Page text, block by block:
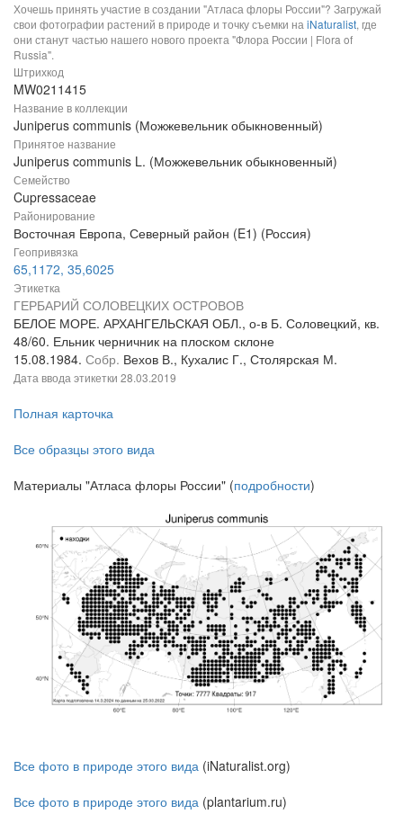
Хочешь принять участие в создании "Атласа флоры России"? Загружай
свои фотографии растений в природе и точку съемки на iNaturalist, где
они станут частью нашего нового проекта "Флора России | Flora of
Russia".
Штрихкод
MW0211415
Название в коллекции
Juniperus communis (Можжевельник обыкновенный)
Принятое название
Juniperus communis L. (Можжевельник обыкновенный)
Семейство
Cupressaceae
Районирование
Восточная Европа, Северный район (E1) (Россия)
Геопривязка
65,1172, 35,6025
Этикетка
ГЕРБАРИЙ СОЛОВЕЦКИХ ОСТРОВОВ
БЕЛОЕ МОРЕ. АРХАНГЕЛЬСКАЯ ОБЛ., о-в Б. Соловецкий, кв.
48/60. Ельник черничник на плоском склоне
15.08.1984. Собр. Вехов В., Кухалис Г., Столярская М.
Дата ввода этикетки 28.03.2019
Полная карточка
Все образцы этого вида
Материалы "Атласа флоры России" (подробности)
Все фото в природе этого вида (iNaturalist.org)
Все фото в природе этого вида (plantarium.ru)